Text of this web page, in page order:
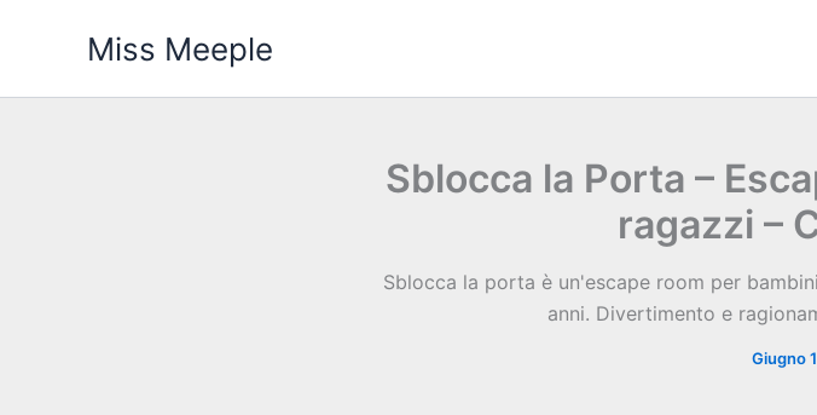
Miss Meeple
Sblocca la Porta –
ragazzi –
Sblocca la porta è un'escape room per
anni. Divertimento e
Giugno